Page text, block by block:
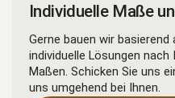
Individuelle Maße
Gerne bauen wir
individuelle Lösungen nach
Maßen. Schicken Sie uns
uns umgehend bei Ihnen.